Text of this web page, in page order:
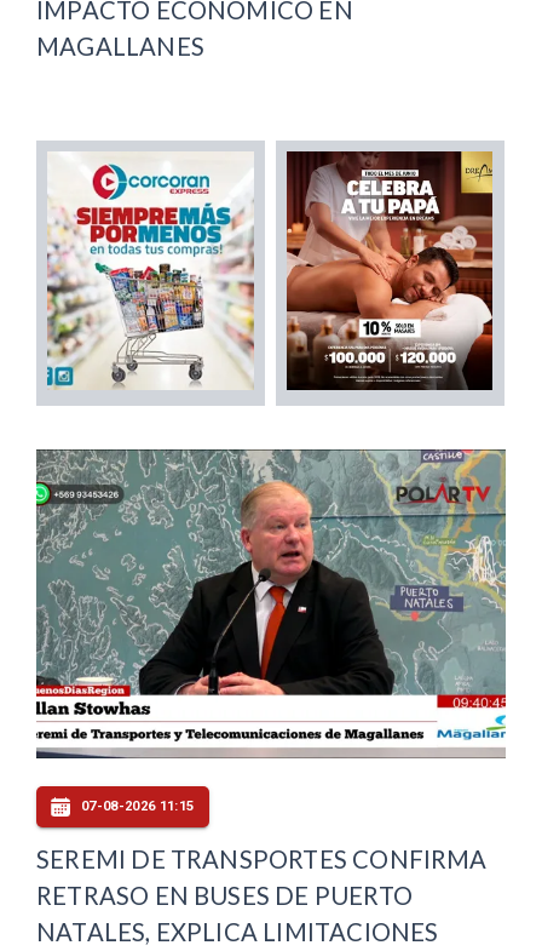
IMPACTO ECONÓMICO EN
MAGALLANES
07-08-2026 11:15
SEREMI DE TRANSPORTES CONFIRMA
RETRASO EN BUSES DE PUERTO
NATALES, EXPLICA LIMITACIONES